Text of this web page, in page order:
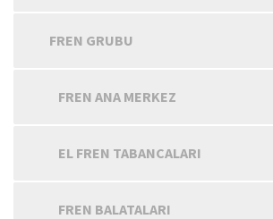
FREN GRUBU
FREN ANA MERKEZ
EL FREN TABANCALARI
FREN BALATALARI